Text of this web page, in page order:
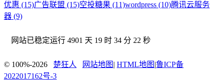
优惠 (15)广告联盟 (15)空投糖果 (11)wordpress (10)腾讯云服务
器 (9)
网站已稳定运行 4901 天 19 时 34 分 23 秒
© 100%-2026 楚狂人 网站地图 | HTML地图 |鲁ICP备
2022017162号-3